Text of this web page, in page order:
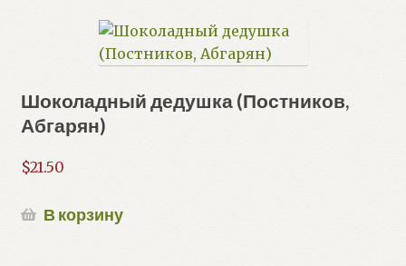
Шоколадный дедушка (Постников,
Абгарян)
$21.50
В корзину